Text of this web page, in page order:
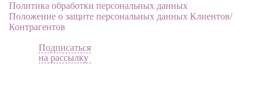
Политика обработки персональных данных
Положение о защите персональных данных Клиентов/
Контрагентов
Подписаться
на рассылку